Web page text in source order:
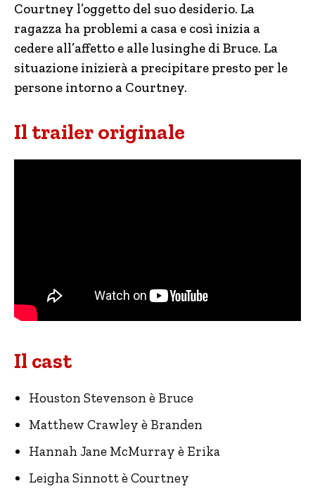
Courtney l’oggetto del suo desiderio. La
ragazza ha problemi a casa e così inizia a
cedere all’affetto e alle lusinghe di Bruce. La
situazione inizierà a precipitare presto per le
persone intorno a Courtney.
Il trailer originale
Il cast
Houston Stevenson è Bruce
Matthew Crawley è Branden
Hannah Jane McMurray è Erika
Leigha Sinnott è Courtney